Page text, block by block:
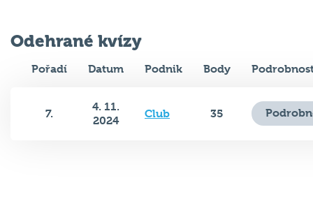
Odehrané kvízy
Pořadí Datum Podnik Body
7.
4. 11.
2024
Club 35